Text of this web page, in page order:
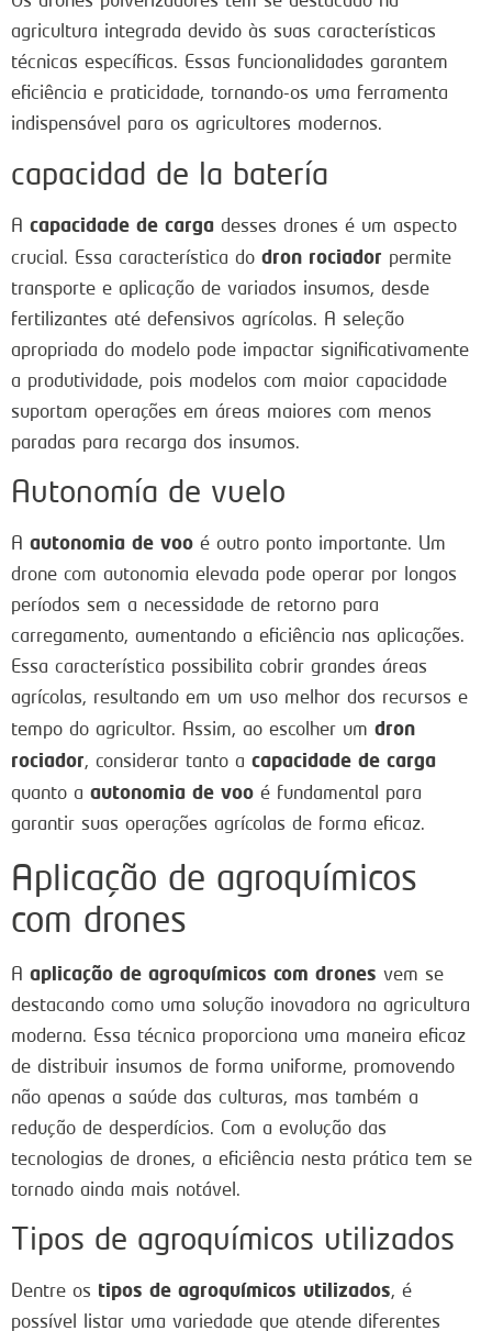
agricultura integrada devido às suas características
técnicas específicas. Essas funcionalidades garantem
eficiência e praticidade, tornando-os uma ferramenta
indispensável para os agricultores modernos.
capacidad de la batería
A capacidade de carga desses drones é um aspecto
crucial. Essa característica do dron rociador permite
transporte e aplicação de variados insumos, desde
fertilizantes até defensivos agrícolas. A seleção
apropriada do modelo pode impactar significativamente
a produtividade, pois modelos com maior capacidade
suportam operações em áreas maiores com menos
paradas para recarga dos insumos.
Autonomía de vuelo
A autonomia de voo é outro ponto importante. Um
drone com autonomia elevada pode operar por longos
períodos sem a necessidade de retorno para
carregamento, aumentando a eficiência nas aplicações.
Essa característica possibilita cobrir grandes áreas
agrícolas, resultando em um uso melhor dos recursos e
tempo do agricultor. Assim, ao escolher um dron
rociador, considerar tanto a capacidade de carga
quanto a autonomia de voo é fundamental para
garantir suas operações agrícolas de forma eficaz.
Aplicação de agroquímicos
com drones
A aplicação de agroquímicos com drones vem se
destacando como uma solução inovadora na agricultura
moderna. Essa técnica proporciona uma maneira eficaz
de distribuir insumos de forma uniforme, promovendo
não apenas a saúde das culturas, mas também a
redução de desperdícios. Com a evolução das
tecnologias de drones, a eficiência nesta prática tem se
tornado ainda mais notável.
Tipos de agroquímicos utilizados
Dentre os tipos de agroquímicos utilizados, é
possível listar uma variedade que atende diferentes